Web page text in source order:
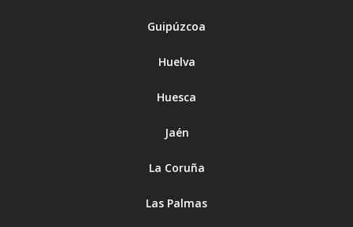
Guipúzcoa
Huelva
Huesca
Jaén
La Coruña
Las Palmas